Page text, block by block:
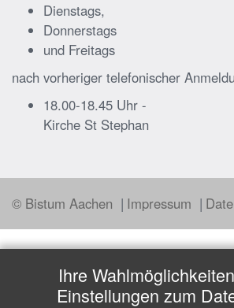
Dienstags,
Donnerstags
und Freitags
nach vorheriger telefonischer
18.00-18.45 Uhr -
Kirche St Stephan
© Bistum Aachen Impressum
Ihre
Einstellungen zum